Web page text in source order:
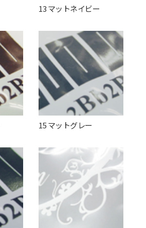
13 マットネイビー
15 マットグレー